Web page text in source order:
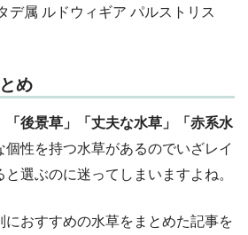
デ属 ルドウィギア パルストリス
め
「後景草」「丈夫な水草」「赤系水
個性を持つ水草があるのでいざレイ
選ぶのに迷ってしまいますよね。
おすすめの水草をまとめた記事を